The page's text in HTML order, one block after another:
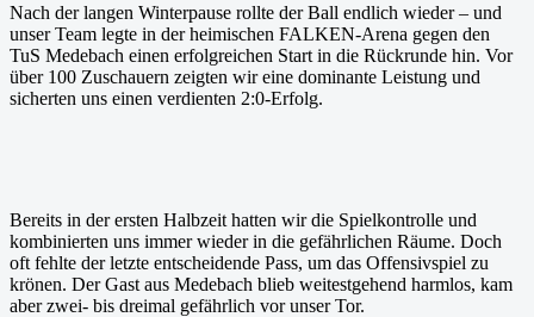
Nach der langen Winterpause rollte der Ball endlich wieder – und
unser Team legte in der heimischen FALKEN-Arena gegen den
TuS Medebach einen erfolgreichen Start in die Rückrunde hin. Vor
über 100 Zuschauern zeigten wir eine dominante Leistung und
sicherten uns einen verdienten 2:0-Erfolg.
Bereits in der ersten Halbzeit hatten wir die Spielkontrolle und
kombinierten uns immer wieder in die gefährlichen Räume. Doch
oft fehlte der letzte entscheidende Pass, um das Offensivspiel zu
krönen. Der Gast aus Medebach blieb weitestgehend harmlos, kam
aber zwei- bis dreimal gefährlich vor unser Tor.